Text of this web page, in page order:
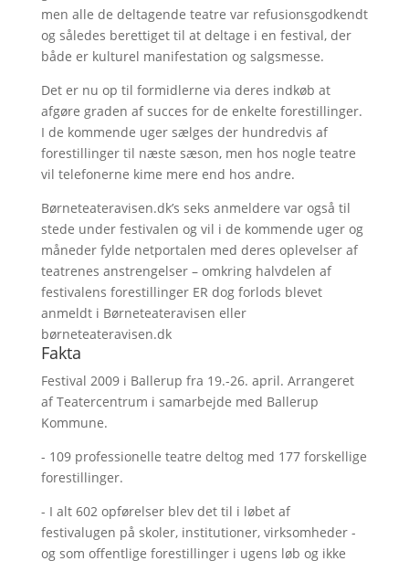
men alle de deltagende teatre var refusionsgodkendt
og således berettiget til at deltage i en festival, der
både er kulturel manifestation og salgsmesse.
Det er nu op til formidlerne via deres indkøb at
afgøre graden af succes for de enkelte forestillinger.
I de kommende uger sælges der hundredvis af
forestillinger til næste sæson, men hos nogle teatre
vil telefonerne kime mere end hos andre.
Børneteateravisen.dk’s seks anmeldere var også til
stede under festivalen og vil i de kommende uger og
måneder fylde netportalen med deres oplevelser af
teatrenes anstrengelser – omkring halvdelen af
festivalens forestillinger ER dog forlods blevet
anmeldt i Børneteateravisen eller
børneteateravisen.dk
Fakta
Festival 2009 i Ballerup fra 19.-26. april. Arrangeret
af Teatercentrum i samarbejde med Ballerup
Kommune.
- 109 professionelle teatre deltog med 177 forskellige
forestillinger.
- I alt 602 opførelser blev det til i løbet af
festivalugen på skoler, institutioner, virksomheder -
og som offentlige forestillinger i ugens løb og ikke